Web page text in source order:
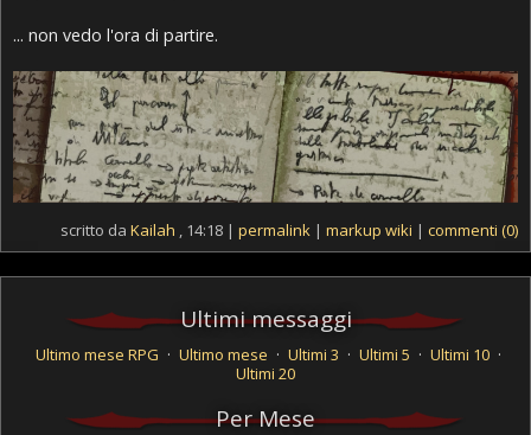
... non vedo l'ora di partire.
scritto da Kailah , 14:18 | permalink | markup wiki | commenti (0)
Ultimi messaggi
Ultimo mese RPG · Ultimo mese · Ultimi 3 · Ultimi 5 · Ultimi 10 ·
Ultimi 20
Per Mese